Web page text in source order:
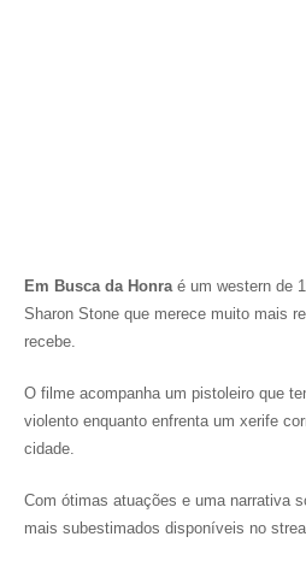
Em Busca da Honraé um western de
Sharon Stone que merece muito mais
recebe.
O filme acompanha um pistoleiro que
violento enquanto enfrenta um xerife
cidade.
Com ótimas atuações e uma narrativa
mais subestimados disponíveis no